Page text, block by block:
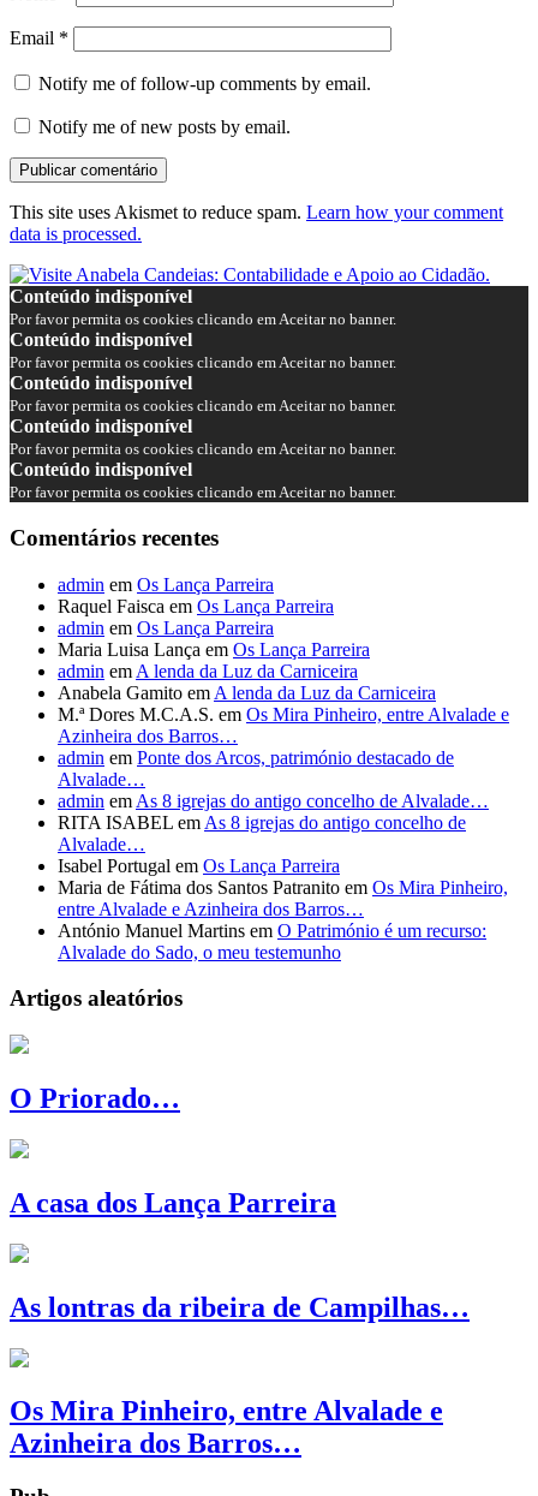
Email *
Notify me of follow-up comments by email.
Notify me of new posts by email.
This site uses Akismet to reduce spam. Learn how your comment
data is processed.
Conteúdo indisponível
Por favor permita os cookies clicando em Aceitar no banner.
Conteúdo indisponível
Por favor permita os cookies clicando em Aceitar no banner.
Conteúdo indisponível
Por favor permita os cookies clicando em Aceitar no banner.
Conteúdo indisponível
Por favor permita os cookies clicando em Aceitar no banner.
Conteúdo indisponível
Por favor permita os cookies clicando em Aceitar no banner.
Comentários recentes
admin em Os Lança Parreira
Raquel Faisca em Os Lança Parreira
admin em Os Lança Parreira
Maria Luisa Lança em Os Lança Parreira
admin em A lenda da Luz da Carniceira
Anabela Gamito em A lenda da Luz da Carniceira
M.ª Dores M.C.A.S. em Os Mira Pinheiro, entre Alvalade e
Azinheira dos Barros…
admin em Ponte dos Arcos, património destacado de
Alvalade…
admin em As 8 igrejas do antigo concelho de Alvalade…
RITA ISABEL em As 8 igrejas do antigo concelho de
Alvalade…
Isabel Portugal em Os Lança Parreira
Maria de Fátima dos Santos Patranito em Os Mira Pinheiro,
entre Alvalade e Azinheira dos Barros…
António Manuel Martins em O Património é um recurso:
Alvalade do Sado, o meu testemunho
Artigos aleatórios
O Priorado…
A casa dos Lança Parreira
As lontras da ribeira de Campilhas…
Os Mira Pinheiro, entre Alvalade e
Azinheira dos Barros…